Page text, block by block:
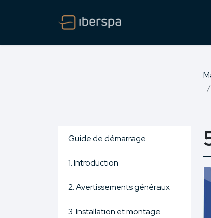
Guide de démarrage
1. Introduction
2. Avertissements généraux
3. Installation et montage